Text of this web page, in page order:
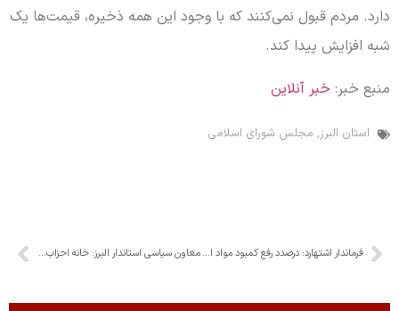
دارد. مردم قبول نمی‌کنند که با وجود این همه ذخیره، قیمت‌ها یک
شبه افزایش پیدا کند.
منبع خبر: خبر آنلاین
استان البرز, مجلس شورای اسلامی
فرماندار اشتهارد: درصدد رفع کمبود مواد اولیه در برخی صنایع هستیم معاون سیاسی استاندار البرز: خانه احزاب باید محور وفاق بین گروه‌های سیاسی باشد